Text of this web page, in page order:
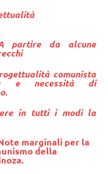
partire da alcune
comunista
e necessità di
in tutti i modi la
marginali per la
della